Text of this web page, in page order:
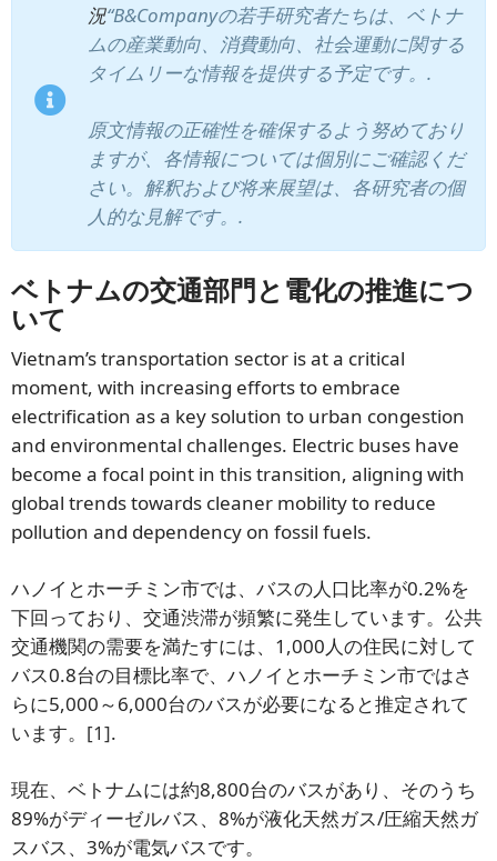
況“B&Companyの若手研究者たちは、ベトナ
ムの産業動向、消費動向、社会運動に関する
タイムリーな情報を提供する予定です。.
原文情報の正確性を確保するよう努めており
ますが、各情報については個別にご確認くだ
さい。解釈および将来展望は、各研究者の個
人的な見解です。.
ベトナムの交通部門と電化の推進につ
いて
Vietnam’s transportation sector is at a critical
moment, with increasing efforts to embrace
electrification as a key solution to urban congestion
and environmental challenges. Electric buses have
become a focal point in this transition, aligning with
global trends towards cleaner mobility to reduce
pollution and dependency on fossil fuels.
ハノイとホーチミン市では、バスの人口比率が0.2%を
下回っており、交通渋滞が頻繁に発生しています。公共
交通機関の需要を満たすには、1,000人の住民に対して
バス0.8台の目標比率で、ハノイとホーチミン市ではさ
らに5,000～6,000台のバスが必要になると推定されて
います。 [1].
現在、ベトナムには約8,800台のバスがあり、そのうち
89%がディーゼルバス、8%が液化天然ガス/圧縮天然ガ
スバス、3%が電気バスです。
ニュースレターを購読する